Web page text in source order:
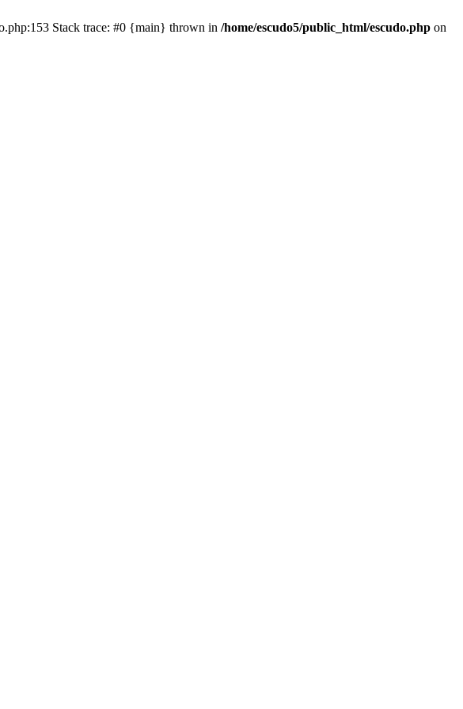
Stack trace: #0 {main} thrown in /home/escudo5/public_html/escudo.php on